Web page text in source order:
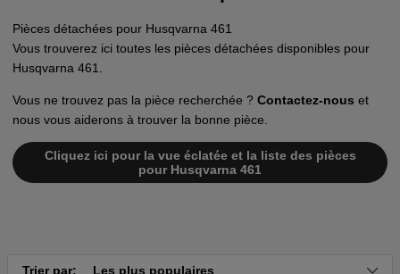
Pièces détachées pour Husqvarna 461
Vous trouverez ici toutes les pièces détachées disponibles pour
Husqvarna 461.
Vous ne trouvez pas la pièce recherchée ? Contactez-nous et
nous vous aiderons à trouver la bonne pièce.
Cliquez ici pour la vue éclatée et la liste des pièces
pour Husqvarna 461
Trier par: Les plus populaires